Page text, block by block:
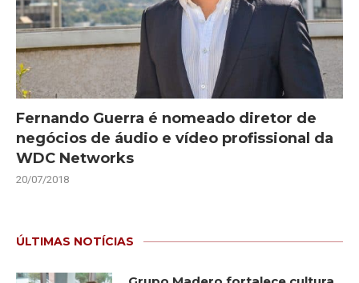
Fernando Guerra é nomeado diretor de
negócios de áudio e vídeo profissional da
WDC Networks
20/07/2018
ÚLTIMAS NOTÍCIAS